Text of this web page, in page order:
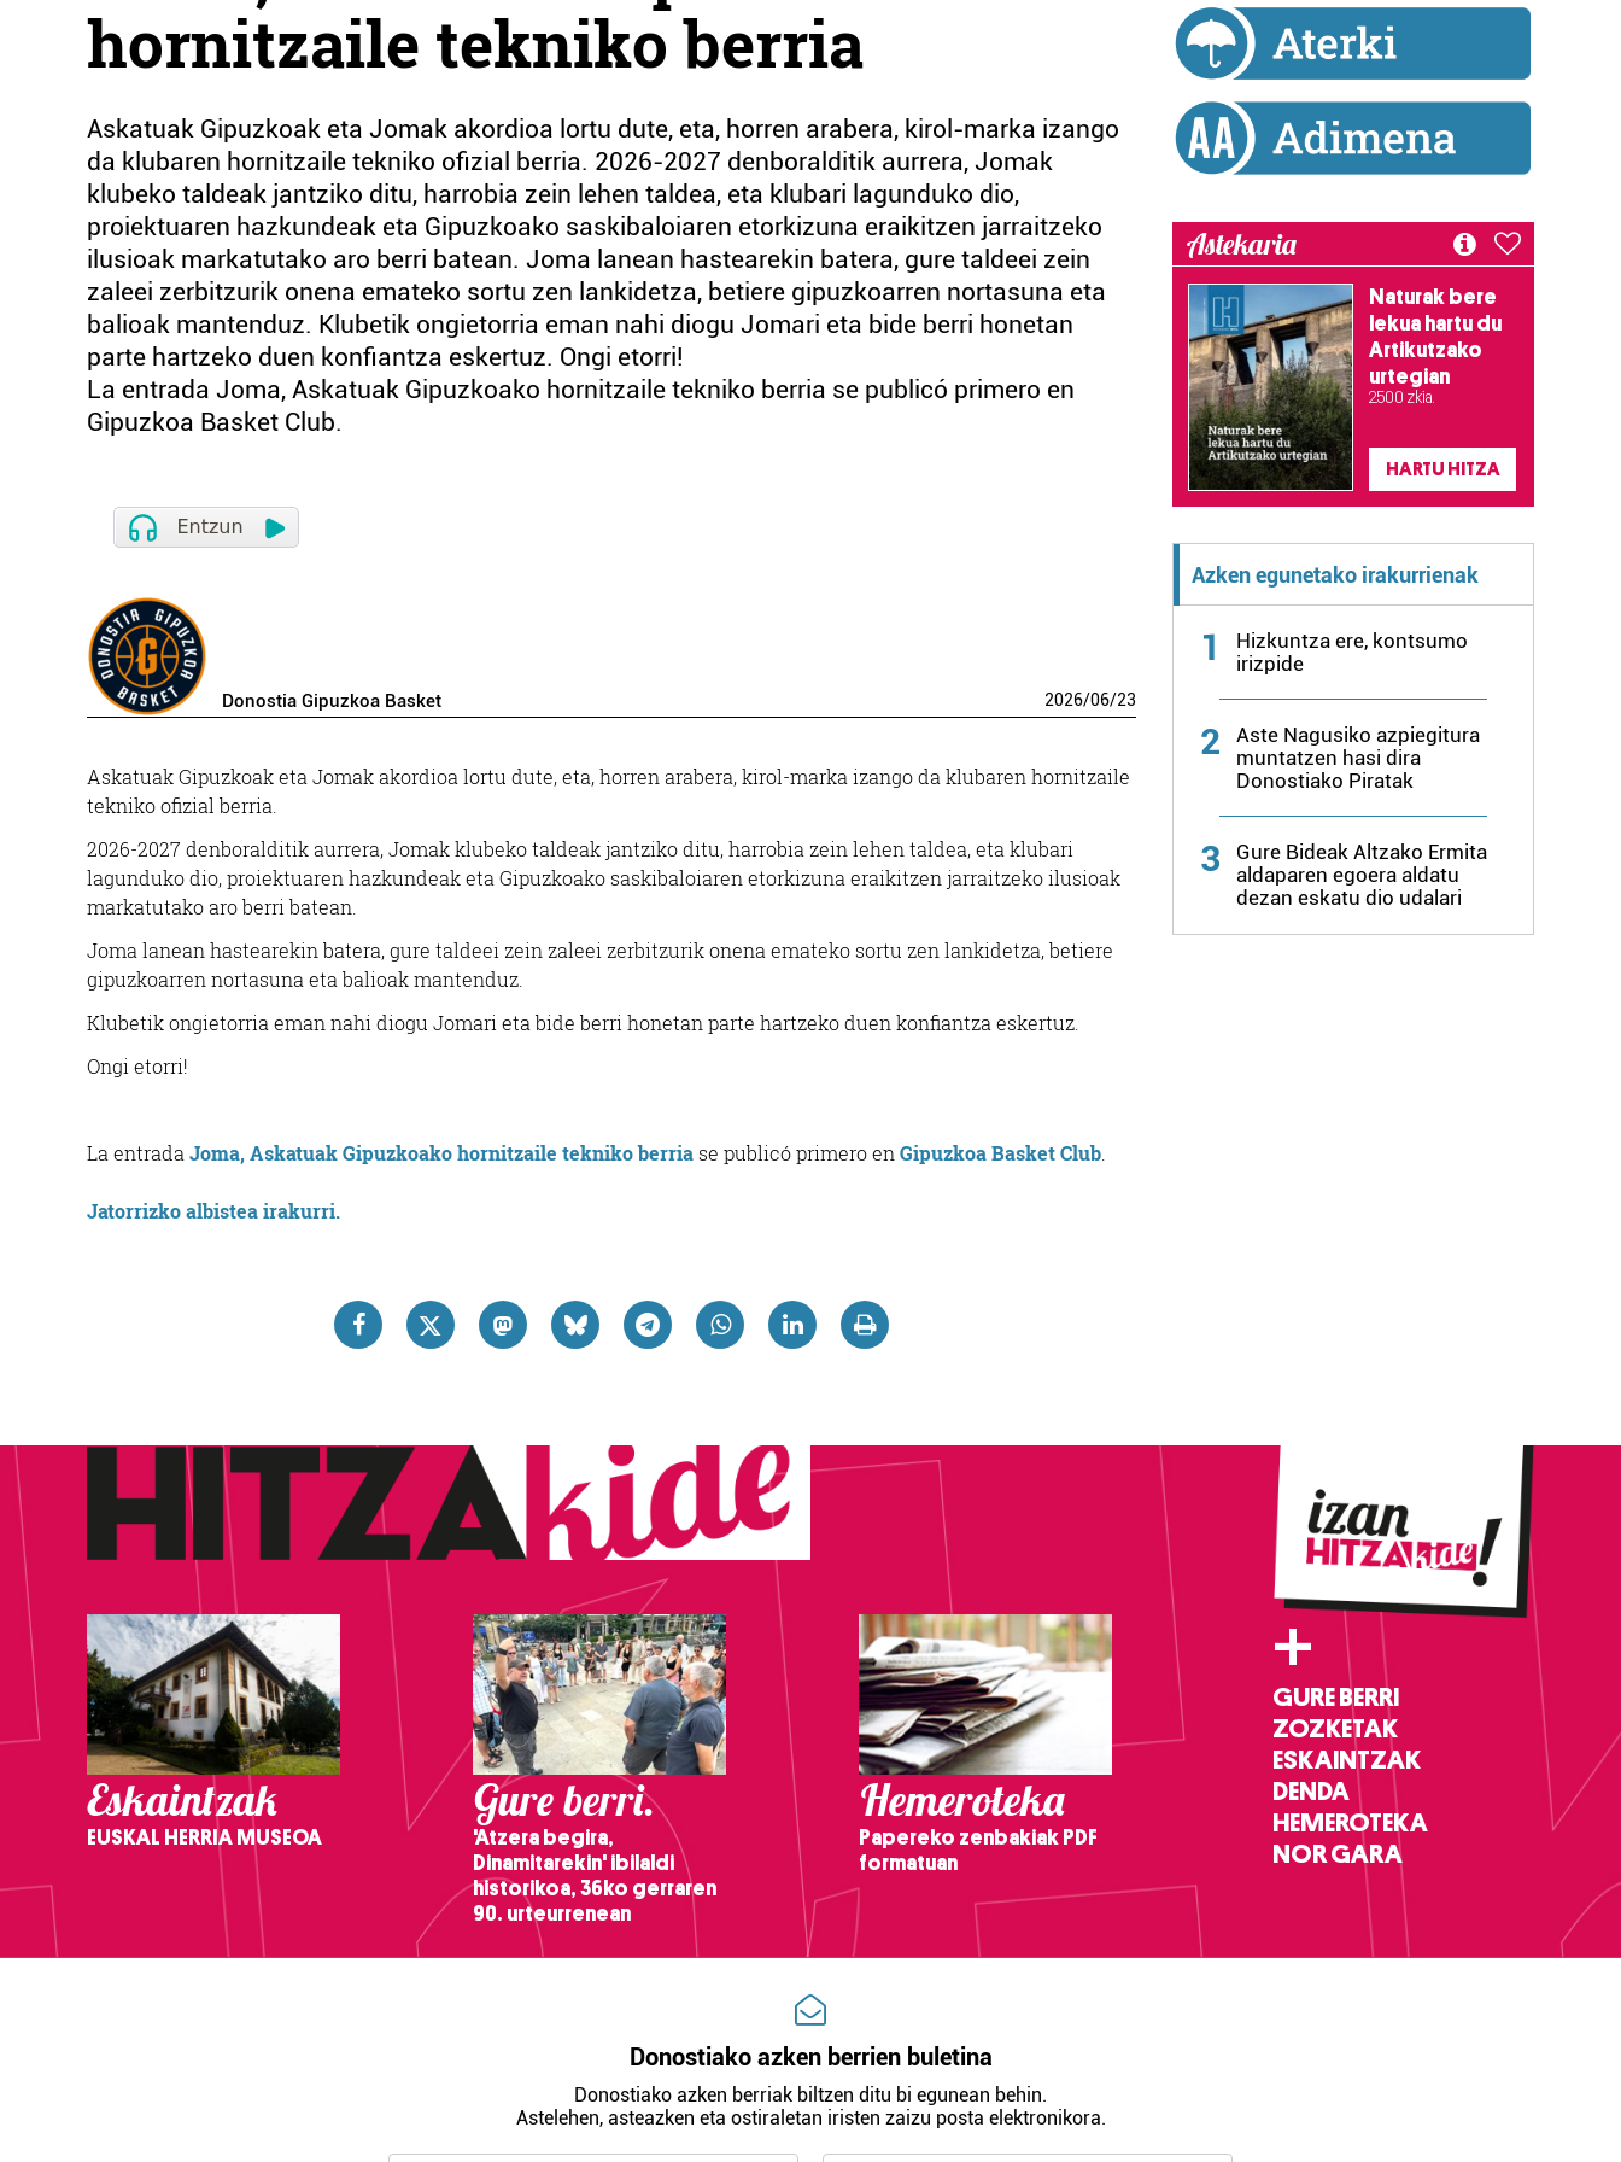
hornitzaile tekniko berria
Askatuak Gipuzkoak eta Jomak akordioa lortu dute, eta, horren arabera, kirol-marka izango
da klubaren hornitzaile tekniko ofizial berria. 2026-2027 denboralditik aurrera, Jomak
klubeko taldeak jantziko ditu, harrobia zein lehen taldea, eta klubari lagunduko dio,
proiektuaren hazkundeak eta Gipuzkoako saskibaloiaren etorkizuna eraikitzen jarraitzeko
ilusioak markatutako aro berri batean. Joma lanean hastearekin batera, gure taldeei zein
zaleei zerbitzurik onena emateko sortu zen lankidetza, betiere gipuzkoarren nortasuna eta
balioak mantenduz. Klubetik ongietorria eman nahi diogu Jomari eta bide berri honetan
parte hartzeko duen konfiantza eskertuz. Ongi etorri!
La entrada Joma, Askatuak Gipuzkoako hornitzaile tekniko berria se publicó primero en
Gipuzkoa Basket Club.
Donostia Gipuzkoa Basket 2026/06/23
Askatuak Gipuzkoak eta Jomak akordioa lortu dute, eta, horren arabera, kirol-marka izango da klubaren hornitzaile
tekniko ofizial berria.
2026-2027 denboralditik aurrera, Jomak klubeko taldeak jantziko ditu, harrobia zein lehen taldea, eta klubari
lagunduko dio, proiektuaren hazkundeak eta Gipuzkoako saskibaloiaren etorkizuna eraikitzen jarraitzeko ilusioak
markatutako aro berri batean.
Joma lanean hastearekin batera, gure taldeei zein zaleei zerbitzurik onena emateko sortu zen lankidetza, betiere
gipuzkoarren nortasuna eta balioak mantenduz.
Klubetik ongietorria eman nahi diogu Jomari eta bide berri honetan parte hartzeko duen konfiantza eskertuz.
Ongi etorri!
La entrada Joma, Askatuak Gipuzkoako hornitzaile tekniko berria se publicó primero en Gipuzkoa Basket Club
Jatorrizko albistea irakurri.
Astekaria
Naturak bere
lekua hartu du
Artikutzako
urtegian
2.500 zkia.
HARTU HITZA
Azken egunetako irakurrienak
1
Hizkuntza ere, kontsumo
irizpide
2
Aste Nagusiko azpiegitura
muntatzen hasi dira
Donostiako Piratak
3
Gure Bideak Altzako Ermita
aldaparen egoera aldatu
dezan eskatu dio udalari
Eskaintzak
EUSKAL HERRIA MUSEOA
Gure berri.
'Atzera begira,
Dinamitarekin' ibilaldi
historikoa, 36ko gerraren
90. urteurrenean
Hemeroteka
Papereko zenbakiak PDF
formatuan
+
GURE BERRI
ZOZKETAK
ESKAINTZAK
DENDA
HEMEROTEKA
NOR GARA
Donostiako azken berrien buletina
Donostiako azken berriak biltzen ditu bi egunean behin.
Astelehen, asteazken eta ostiraletan iristen zaizu posta elektronikora.